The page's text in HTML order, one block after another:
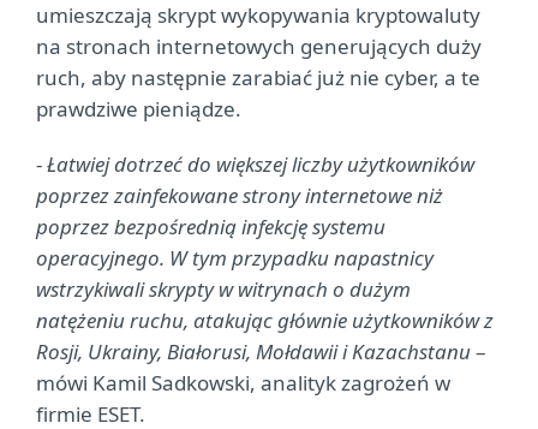
umieszczają skrypt wykopywania kryptowaluty
na stronach internetowych generujących duży
ruch, aby następnie zarabiać już nie cyber, a te
prawdziwe pieniądze.
-Łatwiej dotrzeć do większej liczby użytkowników
poprzez zainfekowane strony internetowe niż
poprzez bezpośrednią infekcję systemu
operacyjnego. W tym przypadku napastnicy
wstrzykiwali skrypty w witrynach o dużym
natężeniu ruchu, atakując głównie użytkowników z
Rosji, Ukrainy, Białorusi, Mołdawii i Kazachstanu–
mówi Kamil Sadkowski, analityk zagrożeń w
firmie ESET.